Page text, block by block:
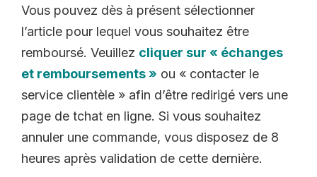
Vous pouvez dès à présent sélectionner
l’article pour lequel vous souhaitez être
remboursé. Veuillez cliquer sur « échanges
et remboursements » ou « contacter le
service clientèle » afin d’être redirigé vers une
page de tchat en ligne. Si vous souhaitez
annuler une commande, vous disposez de 8
heures après validation de cette dernière.